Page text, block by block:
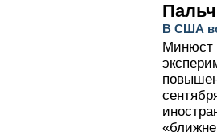
В США
Минюст